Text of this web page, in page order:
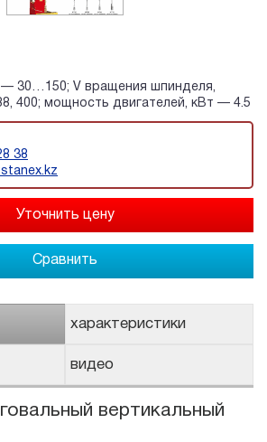
— 30…150; V вращения шпинделя,
400; мощность двигателей, кВт — 4.5
38
Сравнить
характеристики
видео
вертикальный